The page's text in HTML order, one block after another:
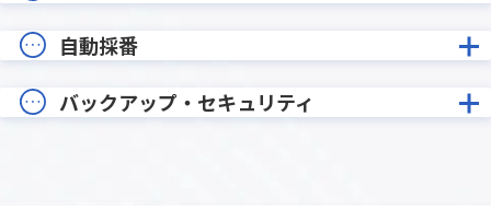
自動採番
バックアップ・セキュリティ